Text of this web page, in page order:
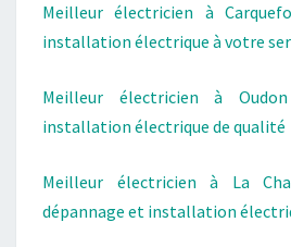
Meilleur électricien à
installation électrique à votre
Meilleur électricien à
installation électrique de qualité
Meilleur électricien à La
dépannage et installation